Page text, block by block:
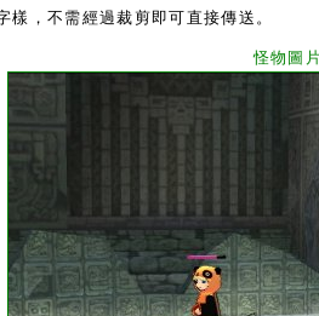
樣，不需經過裁剪即可直接傳送。
怪物圖